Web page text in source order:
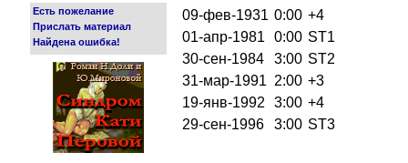
Есть пожелание
Прислать материал
Найдена ошибка!
09-фев-1931 0:00 +4
01-апр-1981
0:00 ST1
30-сен-1984
3:00 ST2
31-мар-1991 2:00 +3
19-янв-1992
3:00 +4
29-сен-1996
3:00 ST3